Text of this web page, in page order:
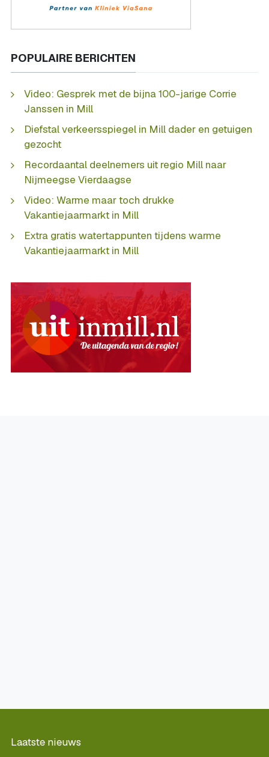
POPULAIRE BERICHTEN
Video: Gesprek met de bijna 100-jarige Corrie
Janssen in Mill
Diefstal verkeersspiegel in Mill dader en getuigen
gezocht
Recordaantal deelnemers uit regio Mill naar
Nijmeegse Vierdaagse
Video: Warme maar toch drukke
Vakantiejaarmarkt in Mill
Extra gratis watertappunten tijdens warme
Vakantiejaarmarkt in Mill
Laatste nieuws